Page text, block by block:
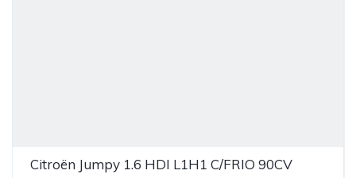
Citroën Jumpy 1.6 HDI L1H1 C/FRIO 90CV